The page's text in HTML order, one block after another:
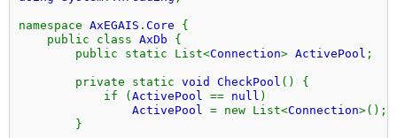
namespace AxEGAIS . Core {
public class AxDb {
public static List<Connection> ActivePool ;
private static void CheckPool () {
if ( ActivePool == null )
ActivePool = new List<Connection>();
}